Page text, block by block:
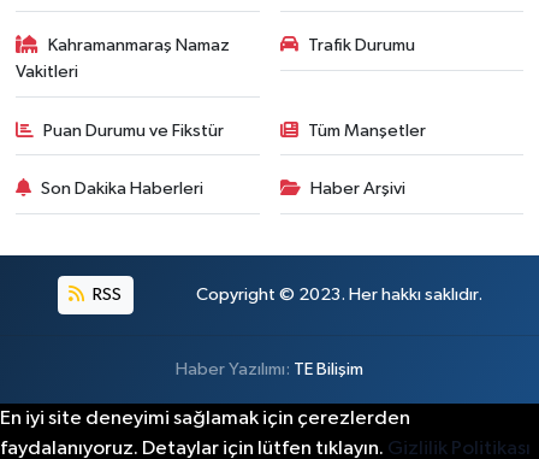
Kahramanmaraş Namaz
Vakitleri
Trafik Durumu
Puan Durumu ve Fikstür Tüm Manşetler
Son Dakika Haberleri Haber Arşivi
RSS Copyright © 2023. Her hakkı saklıdır.
Haber Yazılımı: TE Bilişim
En iyi site deneyimi sağlamak için çerezlerden
faydalanıyoruz. Detaylar için lütfen tıklayın. Gizlilik Politikası